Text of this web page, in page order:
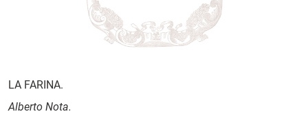
LA FARINA.
Alberto Nota.